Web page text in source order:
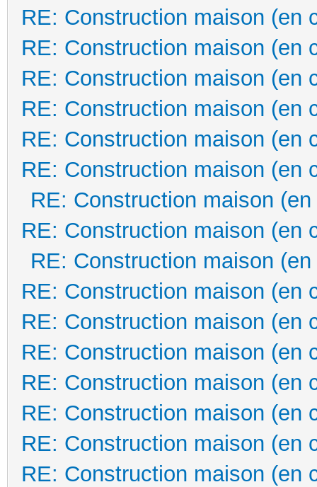
RE: Construction maison (en
RE: Construction maison (en
RE: Construction maison (en
RE: Construction maison (en
RE: Construction maison (en
RE: Construction maison (en
RE: Construction maison
RE: Construction maison (en
RE: Construction maison
RE: Construction maison (en
RE: Construction maison (en
RE: Construction maison (en
RE: Construction maison (en
RE: Construction maison (en
RE: Construction maison (en
RE: Construction maison (en